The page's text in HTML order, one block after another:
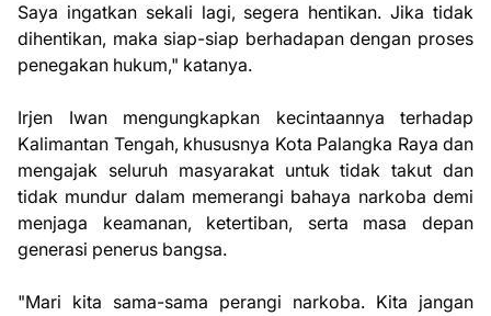
Saya ingatkan sekali lagi, segera hentikan. Jika tidak
dihentikan, maka siap-siap berhadapan dengan proses
penegakan hukum," katanya.
Irjen Iwan mengungkapkan kecintaannya terhadap
Kalimantan Tengah, khususnya Kota Palangka Raya dan
mengajak seluruh masyarakat untuk tidak takut dan
tidak mundur dalam memerangi bahaya narkoba demi
menjaga keamanan, ketertiban, serta masa depan
generasi penerus bangsa.
"Mari kita sama-sama perangi narkoba. Kita jangan